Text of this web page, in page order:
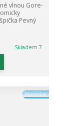
vlnou Gore-
Pevný
Skladem 7
Novinka